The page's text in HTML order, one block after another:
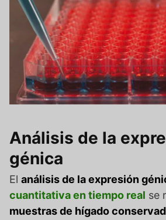
Análisis de la
génica
El análisis de la expresión
cuantitativa en tiempo real se
muestras de hígado